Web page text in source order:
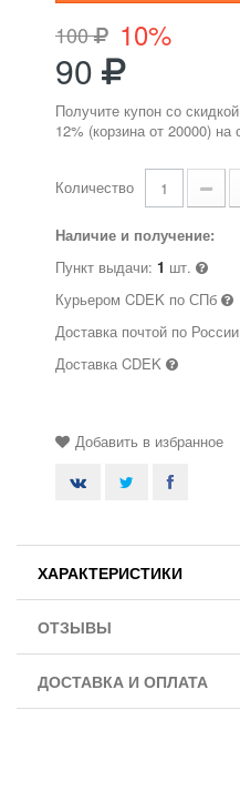
100 10%
90
Получите купон со
12% (корзина от 20000)
Количество
Наличие и получение:
Пункт выдачи: 1 шт.
Курьером CDEK по СПб
Доставка почтой по России
Доставка CDEK
Добавить в избранное
ХАРАКТЕРИСТИКИ
ОТЗЫВЫ
ДОСТАВКА И ОПЛАТА